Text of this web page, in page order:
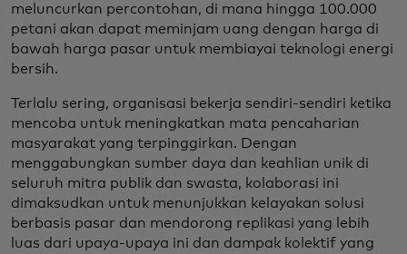
meluncurkan percontohan, di mana hingga 100.000
petani akan dapat meminjam uang dengan harga di
bawah harga pasar untuk membiayai teknologi energi
bersih.
Terlalu sering, organisasi bekerja sendiri-sendiri ketika
mencoba untuk meningkatkan mata pencaharian
masyarakat yang terpinggirkan. Dengan
menggabungkan sumber daya dan keahlian unik di
seluruh mitra publik dan swasta, kolaborasi ini
dimaksudkan untuk menunjukkan kelayakan solusi
berbasis pasar dan mendorong replikasi yang lebih
luas dari upaya-upaya ini dan dampak kolektif yang